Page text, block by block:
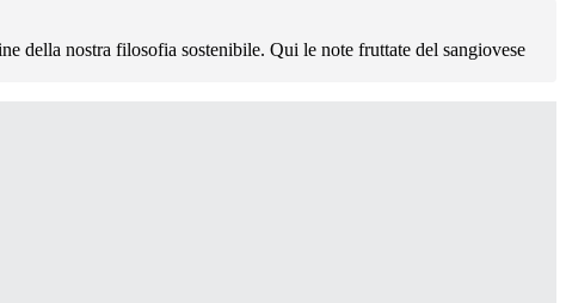
della nostra filosofia sostenibile. Qui le note fruttate del sangiovese